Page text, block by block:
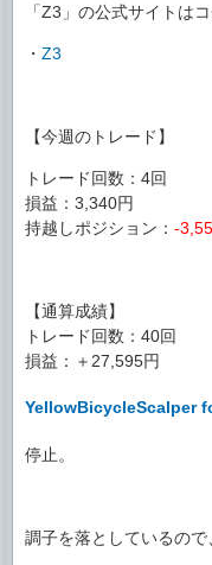
「Z3」の公式サイトはコ
・ Z3
【今週のトレード】
トレード回数：4回
損益：3,340円
持越しポジション： -
【通算成績】
トレード回数：40回
損益：＋27,595円
YellowBicycleScalper
停止。
調子を落としているので